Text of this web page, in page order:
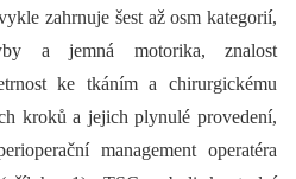
zahrnuje šest až osm kategorií,
a jemná motorika, znalost
ke tkáním a chirurgickému
kroků a jejich plynulé provedení,
management operatéra